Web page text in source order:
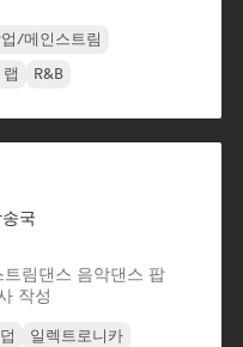
/메인스트림
R&B
국
림댄스 음악댄스 팝
작성
덥
일렉트로니카